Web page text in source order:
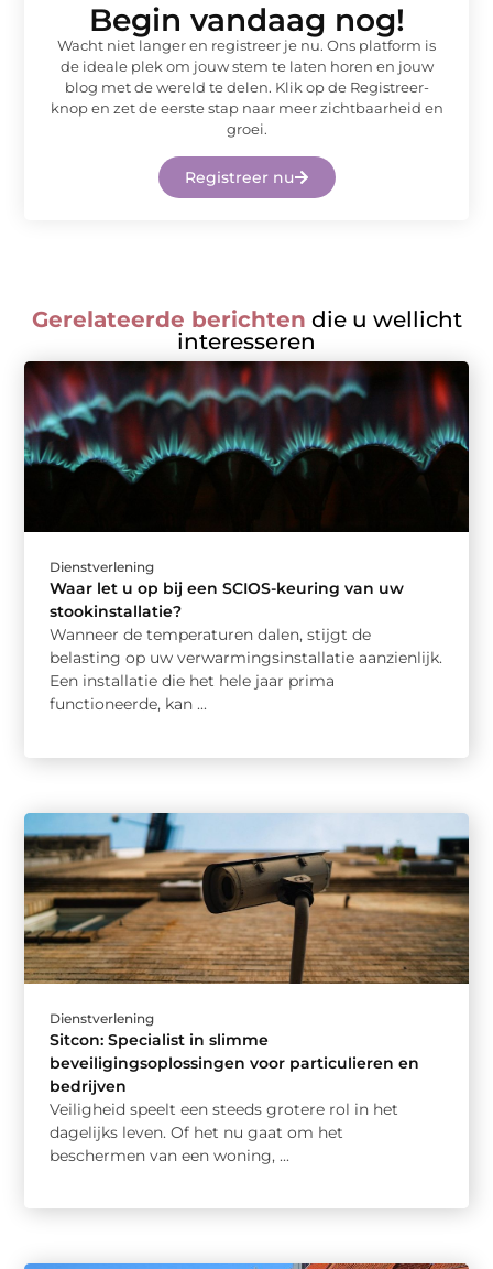
Begin vandaag nog!
Wacht niet langer en registreer je nu. Ons platform is
de ideale plek om jouw stem te laten horen en jouw
blog met de wereld te delen. Klik op de Registreer-
knop en zet de eerste stap naar meer zichtbaarheid en
groei.
Registreer nu
Gerelateerde berichten die u wellicht
interesseren
Dienstverlening
Waar let u op bij een SCIOS-keuring van uw
stookinstallatie?
Wanneer de temperaturen dalen, stijgt de
belasting op uw verwarmingsinstallatie aanzienlijk.
Een installatie die het hele jaar prima
functioneerde, kan ...
Dienstverlening
Sitcon: Specialist in slimme
beveiligingsoplossingen voor particulieren en
bedrijven
Veiligheid speelt een steeds grotere rol in het
dagelijks leven. Of het nu gaat om het
beschermen van een woning, ...